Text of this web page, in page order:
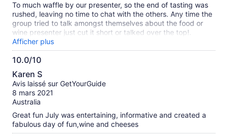
To much waffle by our presenter, so the end of tasting was
rushed, leaving no time to chat with the others. Any time the
group tried to talk amongst themselves about the food or
wine presenter just cut it short or talked over the top!.
Cheese 10/10 Wines 6/10 Slushy thing 2/10
Afficher plus
10.0/10
10.0
sur
10
Karen S
Avis laissé sur GetYourGuide
8 mars 2021
Australia
Great fun July was entertaining, informative and created a
fabulous day of fun,wine and cheeses